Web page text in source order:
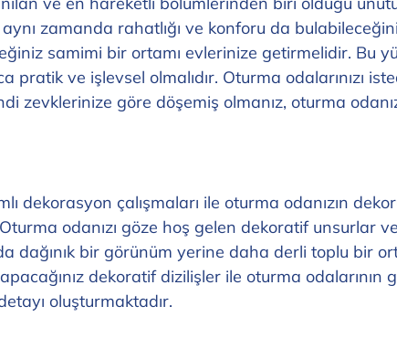
zamanda rahatlığı ve konforu da
samimi bir ortamı evlerinize getirmelidir. Bu
pratik ve işlevsel olmalıdır. Oturma odalarınızı
zevklerinize göre döşemiş olmanız, oturma
dekorasyon çalışmaları ile oturma odanızın
odanızı göze hoş gelen dekoratif unsurlar
dağınık bir görünüm yerine daha derli toplu bir
dekoratif dizilişler ile oturma
oluşturmaktadır.